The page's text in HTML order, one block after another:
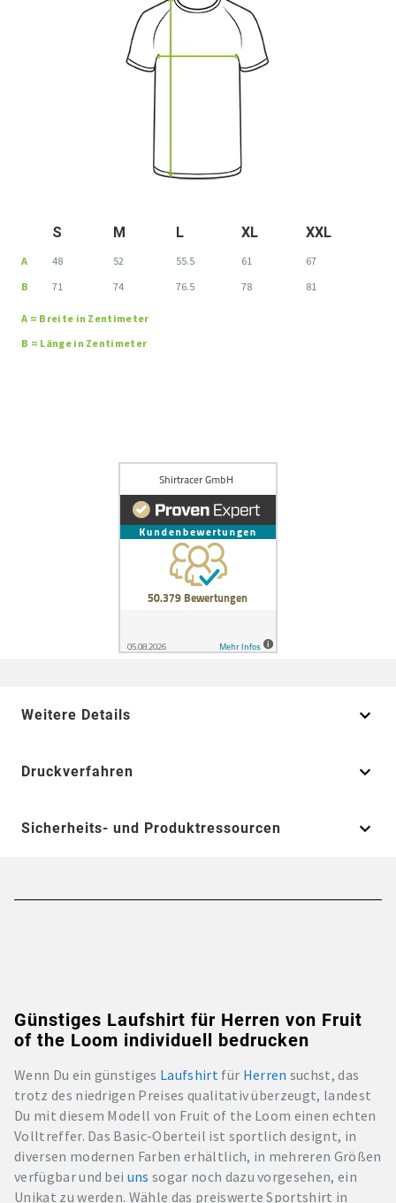
S M L XL XXL
A 48 52 55.5 61
67
B
71 74 76.5 78 81
A = Breite in Zentimeter
B = Länge in Zentimeter
Weitere Details
Druckverfahren
Sicherheits- und Produktressourcen
Günstiges Laufshirt für Herren von Fruit
of the Loom individuell bedrucken
Wenn Du ein günstiges Laufshirt für Herren suchst, das
trotz des niedrigen Preises qualitativ überzeugt, landest
Du mit diesem Modell von Fruit of the Loom einen echten
Volltreffer. Das Basic-Oberteil ist sportlich designt, in
diversen modernen Farben erhältlich, in mehreren Größen
verfügbar und bei uns sogar noch dazu vorgesehen, ein
Unikat zu werden. Wähle das preiswerte Sportshirt in